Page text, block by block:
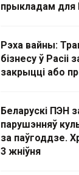
прыкладам для
Рэха вайны:
бізнесу ў Расіі
закрыцці або
Беларускі ПЭН
парушэнняў
за паўгоддзе.
3 жніўня